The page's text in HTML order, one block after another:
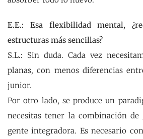
E.E.: Esa flexibilidad mental,
estructuras más sencillas?
S.L.: Sin duda. Cada vez
planas, con menos diferencias
junior.
Por otro lado, se produce un
necesitas tener la combinación de
gente integradora. Es necesario